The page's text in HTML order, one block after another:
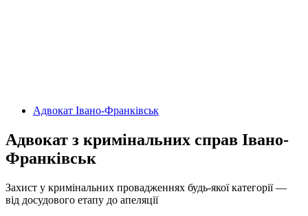
Адвокат Івано-Франківськ
Адвокат з кримінальних справ Івано-
Франківськ
Захист у кримінальних провадженнях будь-якої категорії —
від досудового етапу до апеляції